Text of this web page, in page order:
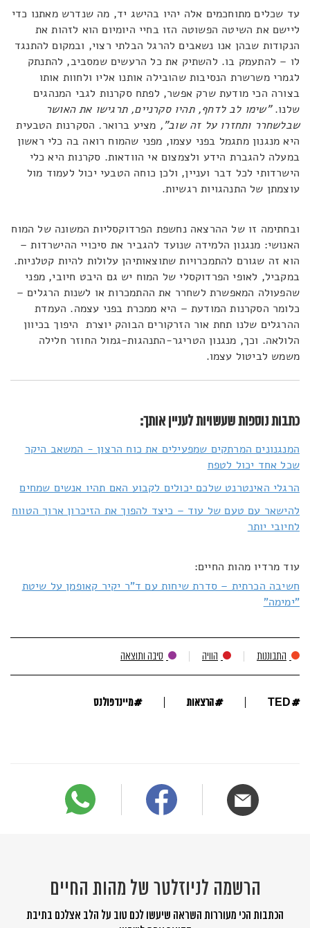
עד שכלים מתוחכמים אלה יהיו בהישג יד, מה שנדרש מאתנו כדי
ליישם את השיטה הפשוטה הזו בחיי היומיום הוא לזהות את
הנקודות שבהן אנו נשאבים להרגל הבלתי רצוי, ובמקום להתנגד
לו – להתעמק בו. להשתיק את כל הרעשים שמסביב, להתנתק
לגמרי משרשרת הנסיבות שהובילה אותנו אליו ולחוות אותו
בצורה הכי מודעת שרק אפשר, לפתח סקרנות לגבי המנהגים
שלנו."שימו לב לדחף, תהיו סקרניים, תרגישו את האושר
שבלשחרר ותחזרו על זה שוב", מציע ברואר. הסקרנות הטבעית
היא מנגנון מתגמל בפני עצמו, מפני שהמוח רואה בה כלי ראשון
במעלה להגברת הידע ולצמצום אי הוודאות. סקרנות היא כלי
הישרדותי לכל דבר ועניין, ולכן כוחה הטבעי יכול לעמוד מול
עוצמתן של התנהגויות רגשיות.
ובחתימה זו של ההרצאה נחשפת הפרדוקסליות המשונה של המוח
האנושי: מנגנון הלמידה שנועד להגביר את סיכויי ההישרדות –
הוא זה שגורם להתמכרויות שתוצאותיהן עלולות להיות קטלניות.
במקביל, לאופי הפרדוקסלי של המוח יש גם היבט חיובי, מפני
שהפעולה המאפשרת לשחרר את ההתמכרות או לשנות הרגלים –
כלומר הסקרנות המודעת – היא ממכרת בפני עצמה. העמדת
ההרגלים שלנו תחת אור הזרקורים הבוהק יוצרת היפוך בכיוון
הלולאה. וכך, מנגנון הטריגר-התנהגות-גמול החוזר חלילה
משמש לביטול עצמו.
כתבות נוספות שעשויות לעניין אותך:
המנגנונים המרתקים שמפעילים את כוח הרצון - המשאב היקר
שכל אחד יכול לטפח
הרגלי האינטרנט שלכם יכולים לקבוע האם תהיו אנשים שמחים
להישאר עם טעם של עוד – כיצד להפוך את הזיכרון ארוך הטווח
לחיובי יותר
עוד מרדיו מהות החיים:
חשיבה הכרתית – סדרת שיחות עם ד"ר יקיר קאופמן על שיטת
"ימימה"
התבוננות הוויה סיבה ותוצאה
#
TED
#הרצאות #מיינדפולנס
הרשמה לניוזלטר של מהות החיים
הכתבות הכי מעוררות השראה שיעשו לכם טוב על הלב אצלכם בתיבת